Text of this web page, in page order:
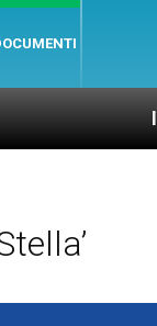
Il Vaticano